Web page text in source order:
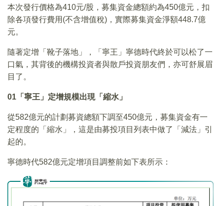
本次發行價格為410元/股，募集資金總額約為450億元，扣
除各項發行費用(不含增值稅)，實際募集資金淨額448.7億
元。
隨著定增「靴子落地」，「寧王」寧德時代終於可以松了一
口氣，其背後的機構投資者與散戶投資朋友們，亦可舒展眉
目了。
01 「寧王」定增規模出現「縮水」
從582億元的計劃募資總額下調至450億元，募集資金有一
定程度的「縮水」，這是由募投項目列表中做了「減法」引
起的。
寧德時代582億元定增項目調整前如下表所示：